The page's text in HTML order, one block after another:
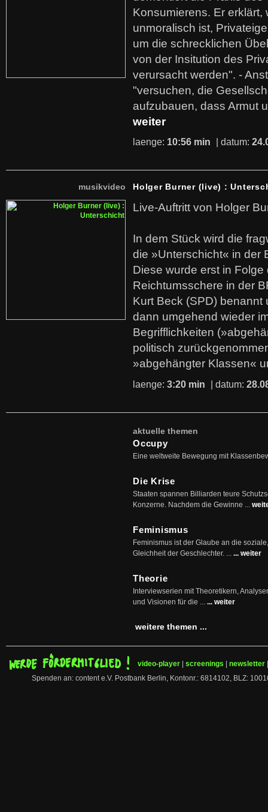
Konsumierens. Er erklärt,
unmoralisch ist,
um die schrecklichen
von der Insitution des
verursacht werden". -
"versuchen, die
aufzubauen, dass Armut
weiter
laenge: 10:56 min | datum:
musikvideo Holger Burner (live) :
Live-Auftritt von Holger
In dem Stück wird die
die »Unterschicht« in der
Diese wurde erst in
Reichtumsschere in der
Kurt Beck (SPD)
dann umgehend wieder
Begrifflichkeiten
politisch
»abgehängter Klassen«
laenge: 3:20 min | datum:
aktuelle themen
Occupy
Eine weltweite Bewegung mit
Die Krise
Staaten spannen Billiarden teure
Konzerne. Nachdem die Gewinne ...
Feminismus
Feminismus ist der Glaube an die
Gleichheit der Geschlechter. ... ... weiter
Theorie
Interviewserien mit Theoretikern,
und Visionen für die ... ... weiter
weitere themen ...
video-player screenings newsletter
Spenden an: content e.V. Postbank Berlin, Kontonr.: 6814102, BLZ: